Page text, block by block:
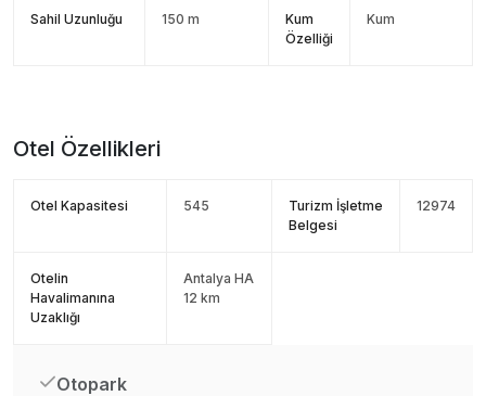
Sahil Uzunluğu 150 m
Kum
Özelliği
Kum
Otel Özellikleri
Otel Kapasitesi 545
Turizm İşletme
Belgesi
12974
Otelin
Havalimanına
Uzaklığı
Antalya HA
12 km
Otopark